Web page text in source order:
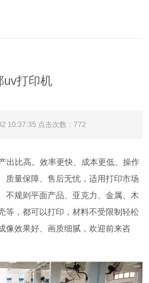
uv打印机
10:37:35 点击次数： 772
出比高。效率更快、成本更低、操作
质量保障、售后无忧，适用打印市场
不规则平面产品、亚克力、金属、木
等，都可以打印，材料不受限制轻松
像效果好、画质细腻，欢迎前来咨